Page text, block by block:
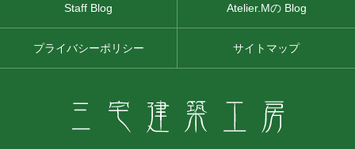
Staff Blog Atelier.Mの Blog
プライバシーポリシー サイトマップ